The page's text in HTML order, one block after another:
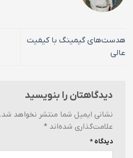
هدست‌های گیمینگ با کیفیت
عالی
دیدگاهتان را بنویسید
نشانی ایمیل شما منتشر نخواهد شد.
علامت‌گذاری شده‌اند *
دیدگاه*